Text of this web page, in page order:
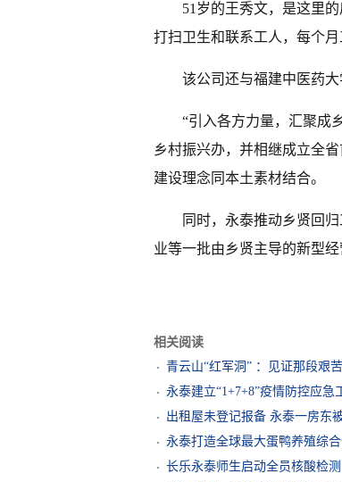
51岁的王秀文，是这里
打扫卫生和联系工人，每个月
该公司还与福建中医药
“引入各方力量，汇聚成
乡村振兴办，并相继成立全
建设理念同本土素材结合。
同时，永泰推动乡贤回
业等一批由乡贤主导的新型
相关阅读
青云山“红军洞” ：见证那段艰
永泰建立“1+7+8”疫情防控应急
出租屋未登记报备 永泰一房东
永泰打造全球最大蛋鸭养殖综
长乐永泰师生启动全员核酸检测